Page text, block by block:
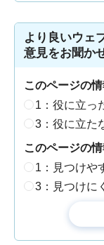
より良いウェ
意見をお聞か
このページの
1：役に立っ
3：役に立た
このページの
1：見つけや
3：見つけに